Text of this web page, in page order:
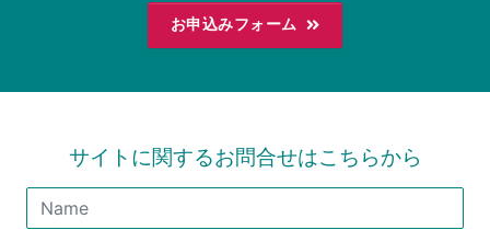
お申込みフォーム
サイトに関するお問合せはこちらから